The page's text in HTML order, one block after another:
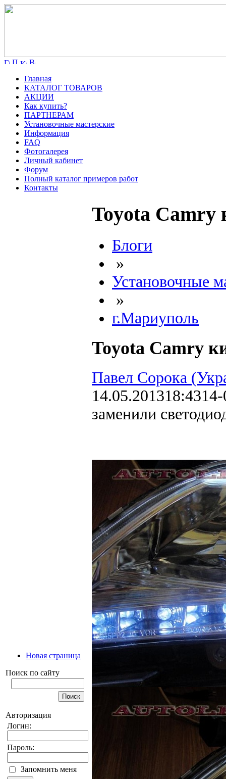
Главная
КАТАЛОГ ТОВАРОВ
АКЦИИ
Как купить?
ПАРТНЕРАМ
Установочные мастерские
Информация
FAQ
Фотогалерея
Личный кабинет
Форум
Полный каталог примеров работ
Контакты
Новая страница
Поиск по сайту
Авторизация
Логин:
Пароль:
Запомнить меня
Toyota Camry
Блоги
»
Установочные
»
г.Мариуполь
Toyota Camry
Павел Сорока
14.05.201318:43
заменили